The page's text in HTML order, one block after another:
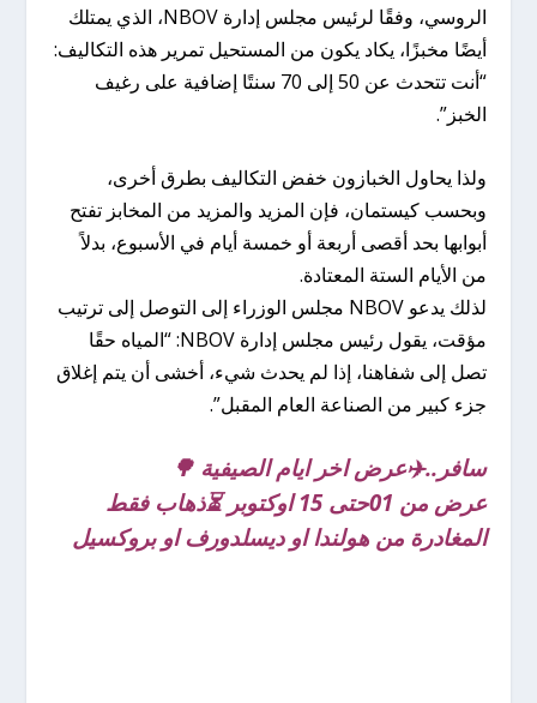
الروسي، وفقًا لرئيس مجلس إدارة NBOV، الذي يمتلك
أيضًا مخبزًا، يكاد يكون من المستحيل تمرير هذه التكاليف:
“أنت تتحدث عن 50 إلى 70 سنتًا إضافية على رغيف
الخبز”.
ولذا يحاول الخبازون خفض التكاليف بطرق أخرى،
وبحسب كيستمان، فإن المزيد والمزيد من المخابز تفتح
أبوابها بحد أقصى أربعة أو خمسة أيام في الأسبوع، بدلاً
من الأيام الستة المعتادة.
لذلك يدعو NBOV مجلس الوزراء إلى التوصل إلى ترتيب
مؤقت، يقول رئيس مجلس إدارة NBOV: “المياه حقًا
تصل إلى شفاهنا، إذا لم يحدث شيء، أخشى أن يتم إغلاق
جزء كبير من الصناعة العام المقبل”.
سافر..✈️عرض اخر ايام الصيفية 🌳
عرض من 01حتى 15 اوكتوبر ⏳ذهاب فقط
المغادرة من هولندا او ديسلدورف او بروكسيل